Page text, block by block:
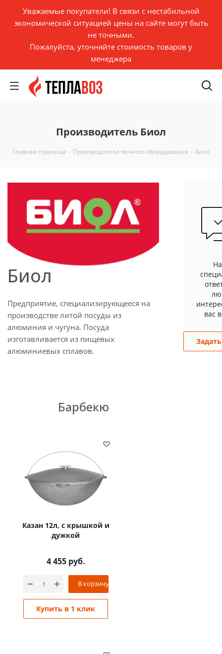
Уважаемые покупатели! В связи с нестабильной
экономической ситуацией цены на сайте могут быть
не точными.
Пожалуйста, уточняйте стоимость товаров у
менеджера
Производитель Биол
Главная страница - Производители печного оборудования - Биол
Биол
Предприятие, специализирующееся на
производстве литой посуды из
алюминия и чугуна. Посуда
изготавливается из пищевых
алюминиевых сплавов.
Барбекю
Казан 12л, с крышкой и
дужкой
4 455руб.
В корзину
Купить в 1 клик
вас